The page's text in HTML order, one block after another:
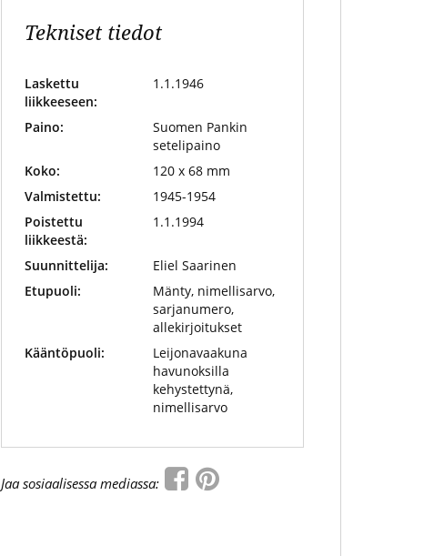
Tekniset tiedot
Laskettu
liikkeeseen:
1.1.1946
Paino:
Suomen Pankin
setelipaino
Koko:
120 x 68 mm
Valmistettu:
1945-1954
Poistettu
liikkeestä:
1.1.1994
Suunnittelija:
Eliel Saarinen
Etupuoli:
Mänty, nimellisarvo,
sarjanumero,
allekirjoitukset
Kääntöpuoli:
Leijonavaakuna
havunoksilla
kehystettynä,
nimellisarvo
Jaa sosiaalisessa mediassa: